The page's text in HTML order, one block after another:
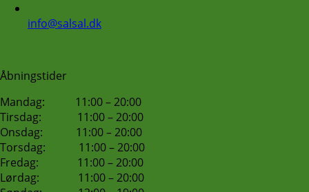
info@salsal.dk
Åbningstider
Mandag: 11:00 – 20:00
Tirsdag: 11:00 – 20:00
Onsdag: 11:00 – 20:00
Torsdag: 11:00 – 20:00
Fredag: 11:00 – 20:00
Lørdag: 11:00 – 20:00